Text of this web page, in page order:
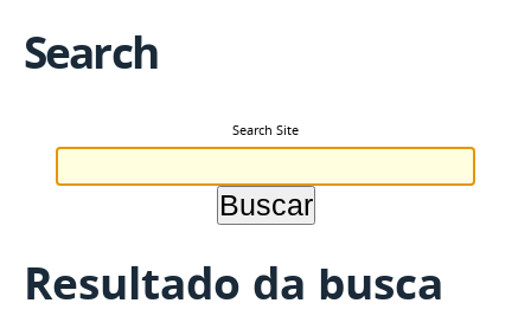
Search
Search Site
Resultado da busca